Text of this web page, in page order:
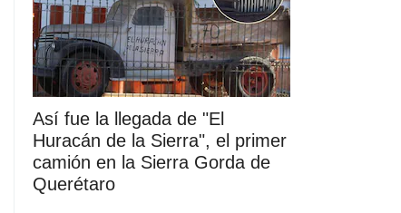
Así fue la llegada de "El
Huracán de la Sierra", el primer
camión en la Sierra Gorda de
Querétaro